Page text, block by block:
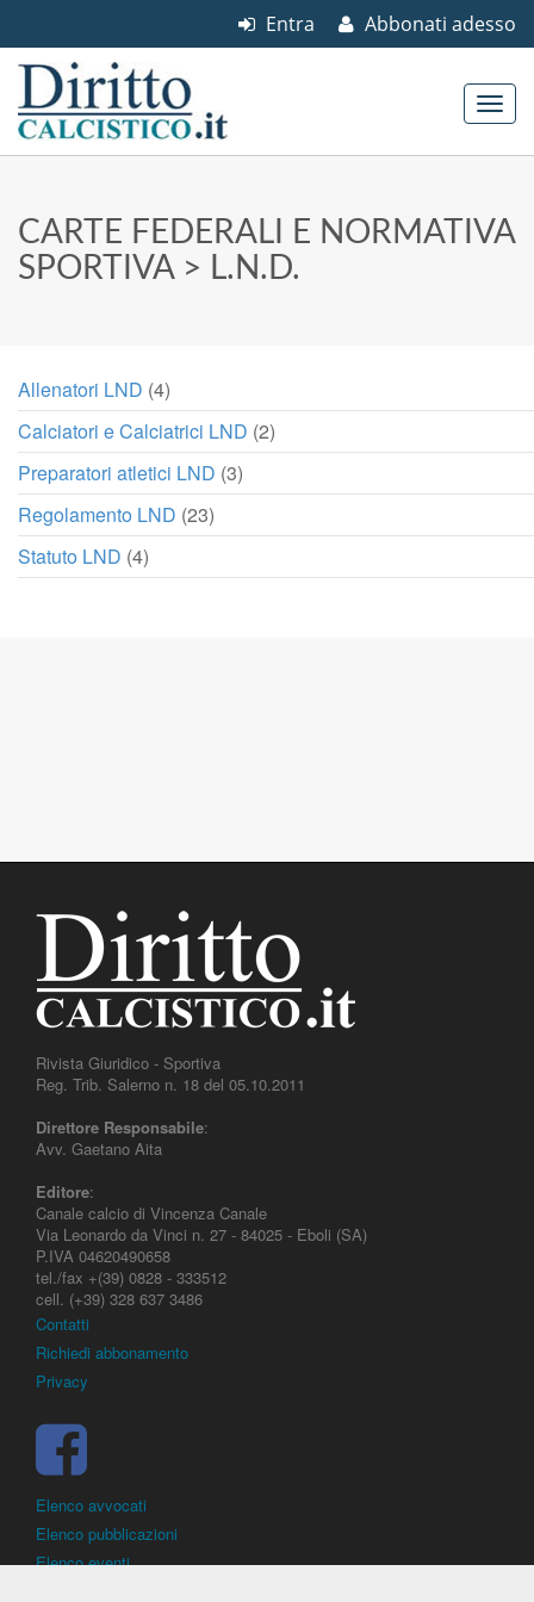
Abbonati adesso
Entra
CARTE FEDERALI E NORMATIVA
SPORTIVA> L.N.D.
Allenatori LND (4)
Calciatori e Calciatrici LND (2)
Preparatori atletici LND (3)
Regolamento LND (23)
Statuto LND (4)
Rivista Giuridico - Sportiva
Reg. Trib. Salerno n. 18 del 05.10.2011
Direttore Responsabile:
Avv. Gaetano Aita
Editore:
Canale calcio di Vincenza Canale
Via Leonardo da Vinci n. 27 - 84025 - Eboli (SA)
P.IVA 04620490658
tel./fax +(39) 0828 - 333512
cell. (+39) 328 637 3486
Contatti
Richiedi abbonamento
Privacy
Elenco avvocati
Elenco pubblicazioni
Elenco eventi